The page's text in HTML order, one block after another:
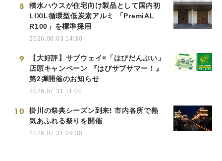
8
積水ハウスが住宅向け製品として国内初
LIXIL循環型低炭素アルミ 「PremiAL
R100」を標準採用
2026.08.03 14:30
9
【大好評】サブウェイ×「はぴだんぶい」
店頭キャンペーン 『はぴサブサマー！』
第2弾開催のお知らせ
2026.07.31 11:00
10
掛川の祭典シーズン到来! 市内各所で熱
気あふれる祭りを開催
2026.07.31 09:30